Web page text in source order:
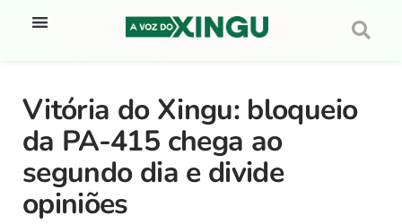
Vitória do Xingu: bloqueio
da PA-415 chega ao
segundo dia e divide
opiniões